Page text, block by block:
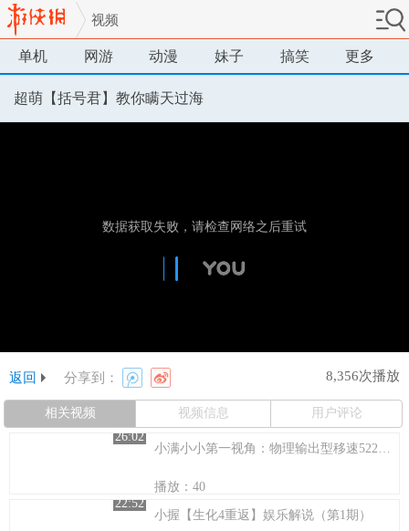
视频
单机 网游 动漫 妹子 搞笑 更多
超萌【括号君】教你瞒天过海
返回 分享到： 8,356次播放
相关视频 视频信息
用户评论
26:02
小满小小第一视角：物理输出型移速522的杀人机器
播放：40
22:52
小握【生化4重返】娱乐解说（第1期）